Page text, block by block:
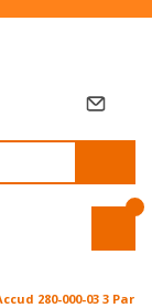
Taksit!
280-000-03 3